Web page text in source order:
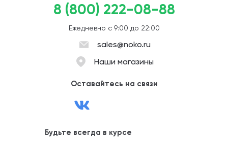
8 (800) 222-08-88
Ежедневно с 9:00 до 22:00
sales@noko.ru
Наши магазины
Оставайтесь на связи
Будьте всегда в курсе